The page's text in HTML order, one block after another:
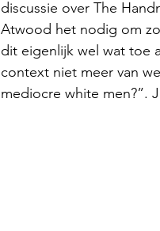
discussie over The
Atwood het nodig om
dit eigenlijk wel wat toe
context niet meer van
mediocre white men?”.